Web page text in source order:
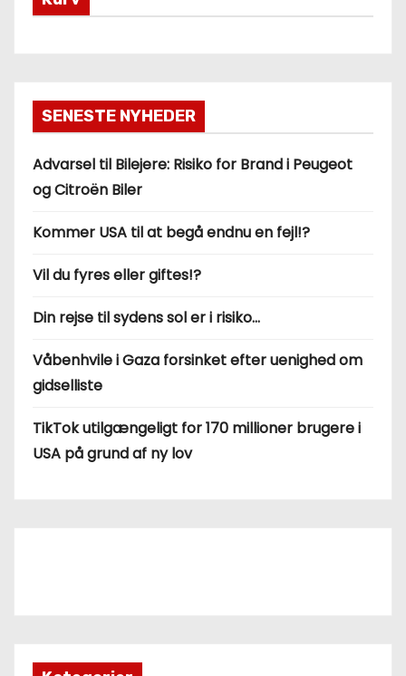
SENESTE NYHEDER
Advarsel til Bilejere: Risiko for Brand i Peugeot
og Citroën Biler
Kommer USA til at begå endnu en fejl!?
Vil du fyres eller giftes!?
Din rejse til sydens sol er i risiko…
Våbenhvile i Gaza forsinket efter uenighed om
gidselliste
TikTok utilgængeligt for 170 millioner brugere i
USA på grund af ny lov